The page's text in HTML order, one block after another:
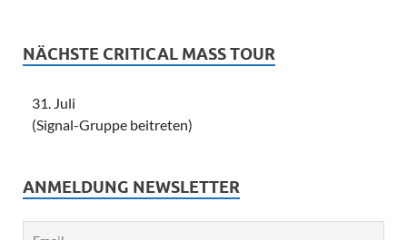
NÄCHSTE CRITICAL MASS TOUR
31. Juli
(Signal-Gruppe beitreten)
ANMELDUNG NEWSLETTER